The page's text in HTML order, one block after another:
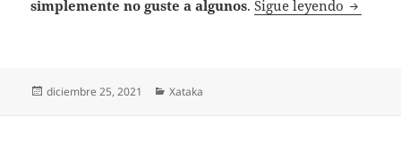
simplemente no guste a algunos.Sigue leyendo Cómo
Publicado
diciembre 25, 2021 Categorías
Xataka